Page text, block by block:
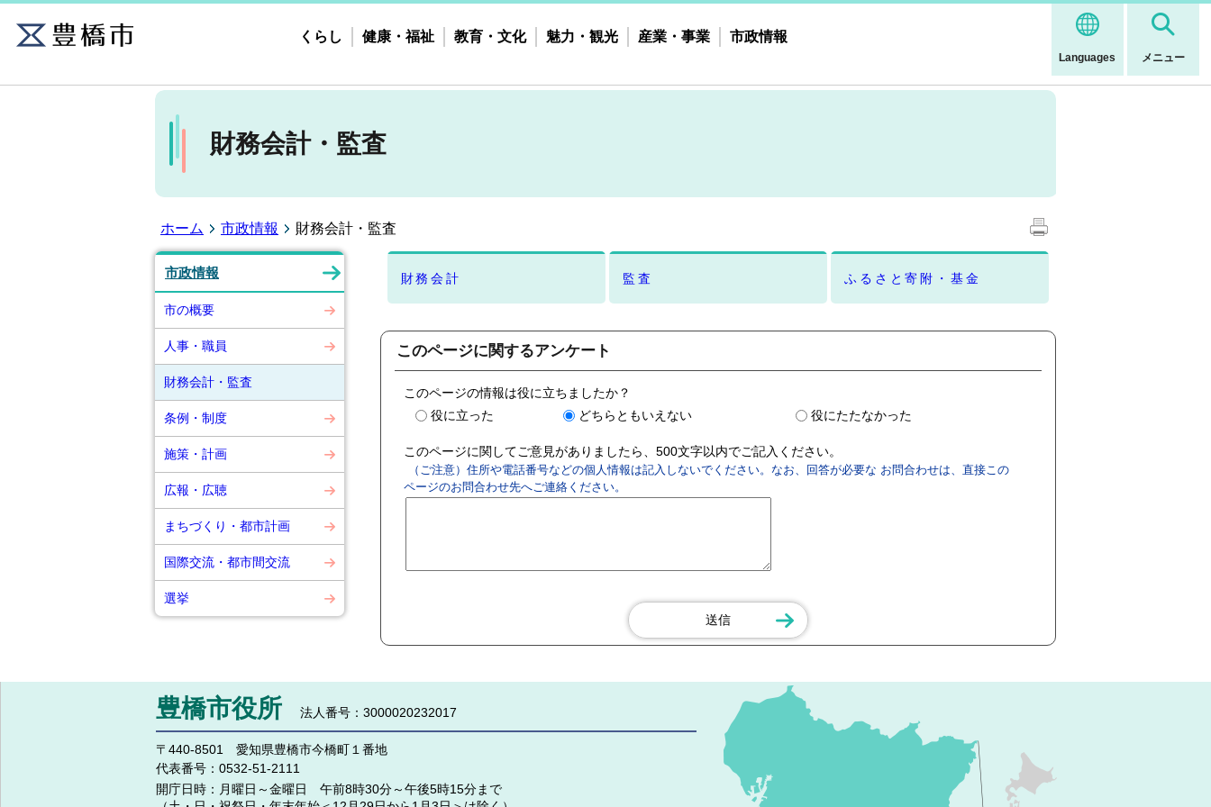
Languages メニュー
くらし 健康・福祉 教育・文化 魅力・観光 産業・事業 市政情報
財務会計・監査
ホーム 市政情報 財務会計・監査
市政情報
市の概要
人事・職員
財務会計・監査
条例・制度
施策・計画
広報・広聴
まちづくり・都市計画
国際交流・都市間交流
選挙
財務会計 監査 ふるさと寄附・基金
このページに関するアンケート
このページの情報は役に立ちましたか？
役に立った
どちらともいえない 役にたたなかった
このページに関してご意見がありましたら、500文字以内でご記入ください。
（ご注意）住所や電話番号などの個人情報は記入しないでください。なお、回答が必要な お問合わせは、直接この
ページのお問合わせ先へご連絡ください。
豊橋市役所 法人番号：3000020232017
〒440-8501 愛知県豊橋市今橋町１番地
代表番号： 0532-51-2111
開庁日時： 月曜日～金曜日 午前8時30分～午後5時15分まで